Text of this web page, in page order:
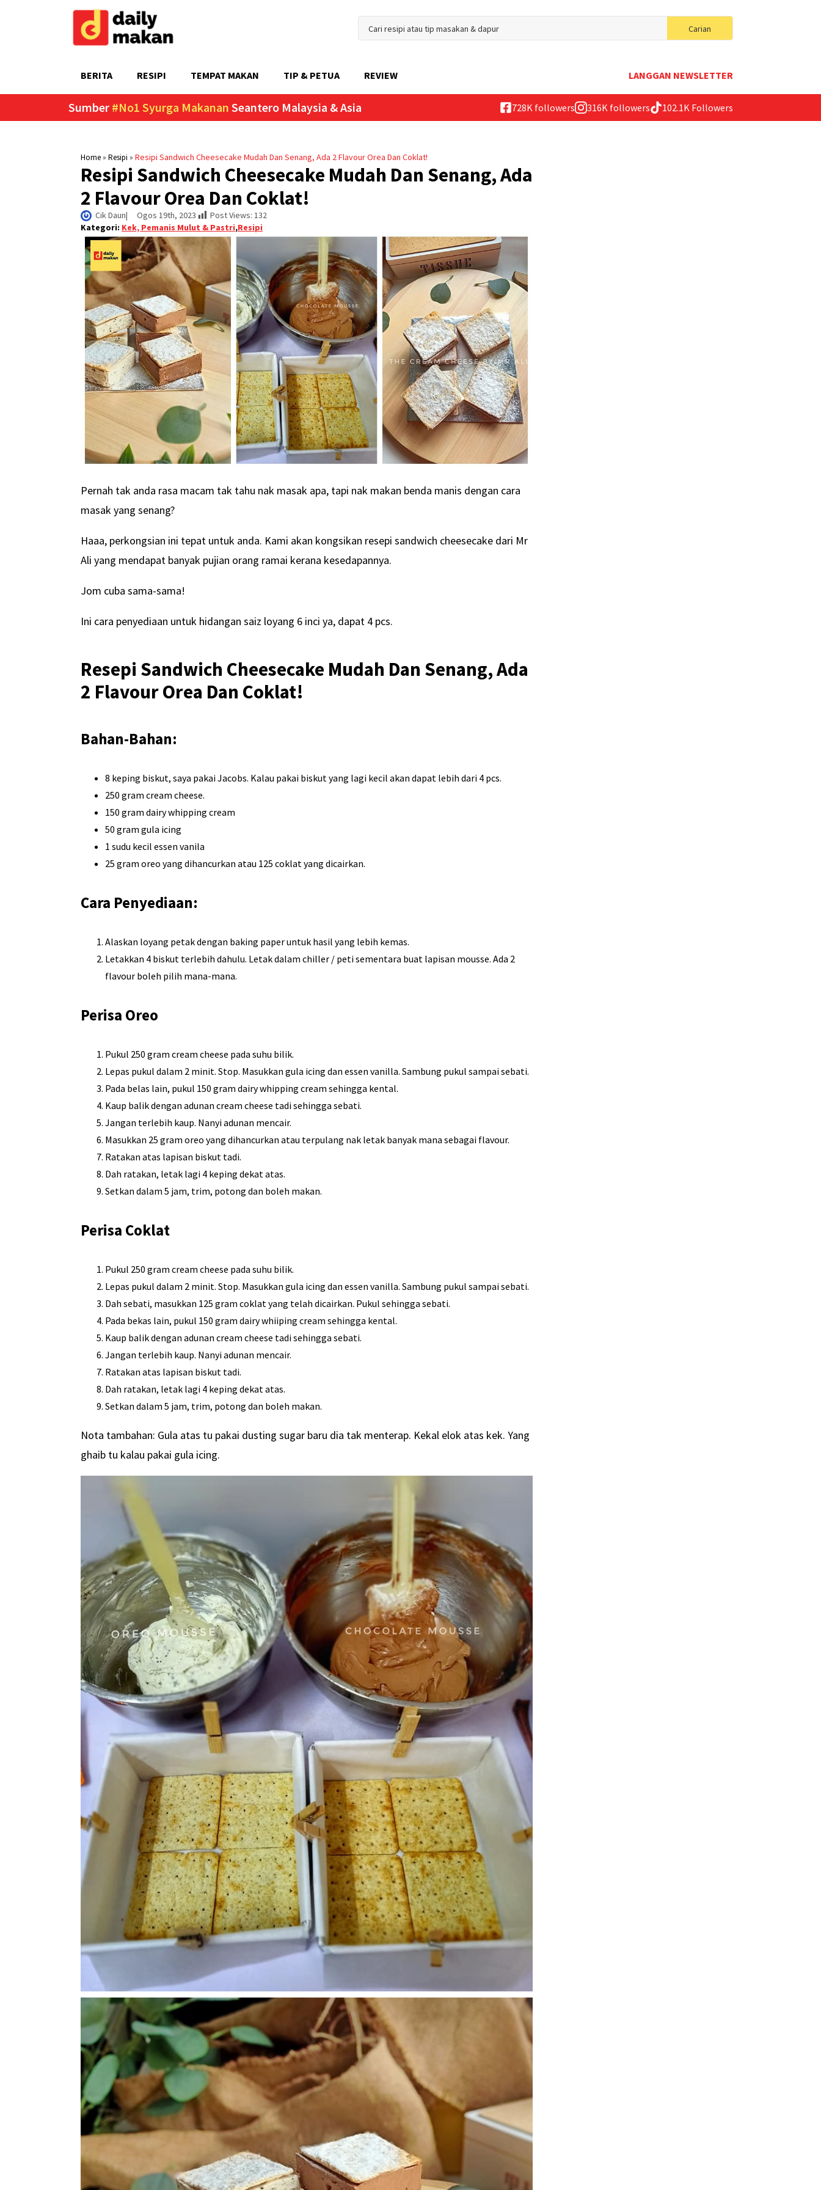
Carian
for:
BERITA RESIPI TEMPAT MAKAN TIP & PETUA REVIEW LANGGAN NEWSLETTER
Sumber #No1 Syurga Makanan Seantero Malaysia & Asia 728K followers 316K followers 102.1K Followers
Home» Resipi » Resipi Sandwich Cheesecake Mudah Dan Senang, Ada 2 Flavour Orea Dan Coklat!
Resipi Sandwich Cheesecake Mudah Dan Senang, Ada
2 Flavour Orea Dan Coklat!
Cik Daun| Ogos 19th, 2023 Post Views: 132
Kategori: Kek, Pemanis Mulut & Pastri,Resipi
Pernah tak anda rasa macam tak tahu nak masak apa, tapi nak makan benda manis dengan cara
masak yang senang?
Haaa, perkongsian ini tepat untuk anda. Kami akan kongsikan resepi sandwich cheesecake dari Mr
Ali yang mendapat banyak pujian orang ramai kerana kesedapannya.
Jom cuba sama-sama!
Ini cara penyediaan untuk hidangan saiz loyang 6 inci ya, dapat 4 pcs.
Resepi Sandwich Cheesecake Mudah Dan Senang, Ada
2 Flavour Orea Dan Coklat!
Bahan-Bahan:
8 keping biskut, saya pakai Jacobs. Kalau pakai biskut yang lagi kecil akan dapat lebih dari 4 pcs.
250 gram cream cheese.
150 gram dairy whipping cream
50 gram gula icing
1 sudu kecil essen vanila
25 gram oreo yang dihancurkan atau 125 coklat yang dicairkan.
Cara Penyediaan:
Alaskan loyang petak dengan baking paper untuk hasil yang lebih kemas.
Letakkan 4 biskut terlebih dahulu. Letak dalam chiller / peti sementara buat lapisan mousse. Ada 2
flavour boleh pilih mana-mana.
Perisa Oreo
Pukul 250 gram cream cheese pada suhu bilik.
Lepas pukul dalam 2 minit. Stop. Masukkan gula icing dan essen vanilla. Sambung pukul sampai sebati.
Pada belas lain, pukul 150 gram dairy whipping cream sehingga kental.
Kaup balik dengan adunan cream cheese tadi sehingga sebati.
Jangan terlebih kaup. Nanyi adunan mencair.
Masukkan 25 gram oreo yang dihancurkan atau terpulang nak letak banyak mana sebagai flavour.
Ratakan atas lapisan biskut tadi.
Dah ratakan, letak lagi 4 keping dekat atas.
Setkan dalam 5 jam, trim, potong dan boleh makan.
Perisa Coklat
Pukul 250 gram cream cheese pada suhu bilik.
Lepas pukul dalam 2 minit. Stop. Masukkan gula icing dan essen vanilla. Sambung pukul sampai sebati.
Dah sebati, masukkan 125 gram coklat yang telah dicairkan. Pukul sehingga sebati.
Pada bekas lain, pukul 150 gram dairy whiiping cream sehingga kental.
Kaup balik dengan adunan cream cheese tadi sehingga sebati.
Jangan terlebih kaup. Nanyi adunan mencair.
Ratakan atas lapisan biskut tadi.
Dah ratakan, letak lagi 4 keping dekat atas.
Setkan dalam 5 jam, trim, potong dan boleh makan.
Nota tambahan: Gula atas tu pakai dusting sugar baru dia tak menterap. Kekal elok atas kek. Yang
ghaib tu kalau pakai gula icing.